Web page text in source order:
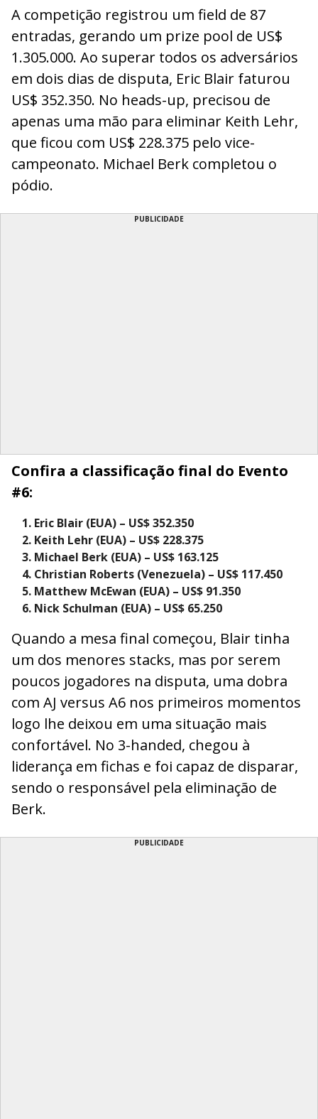
A competição registrou um field de 87
entradas, gerando um prize pool de US$
1.305.000. Ao superar todos os adversários
em dois dias de disputa, Eric Blair faturou
US$ 352.350. No heads-up, precisou de
apenas uma mão para eliminar Keith Lehr,
que ficou com US$ 228.375 pelo vice-
campeonato. Michael Berk completou o
pódio.
PUBLICIDADE
Confira a classificação final do Evento
#6:
Eric Blair (EUA) – US$ 352.350
Keith Lehr (EUA) – US$ 228.375
Michael Berk (EUA) – US$ 163.125
Christian Roberts (Venezuela) – US$ 117.450
Matthew McEwan (EUA) – US$ 91.350
Nick Schulman (EUA) – US$ 65.250
Quando a mesa final começou, Blair tinha
um dos menores stacks, mas por serem
poucos jogadores na disputa, uma dobra
com AJ versus A6 nos primeiros momentos
logo lhe deixou em uma situação mais
confortável. No 3-handed, chegou à
liderança em fichas e foi capaz de disparar,
sendo o responsável pela eliminação de
Berk.
PUBLICIDADE